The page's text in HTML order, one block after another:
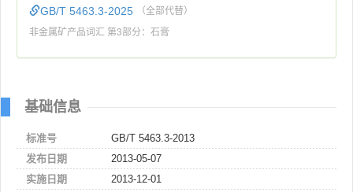
GB/T 5463.3-2025 （全部代替）
非金属矿产品词汇 第3部分：石膏
基础信息
标准号
GB/T 5463.3-2013
发布日期
2013-05-07
实施日期
2013-12-01